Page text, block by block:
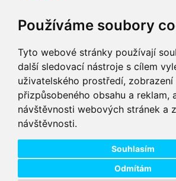
Používáme soubory
Tyto webové stránky používají
další sledovací nástroje s cílem
uživatelského prostředí, zobrazení
přizpůsobeného obsahu a reklam,
návštěvnosti webových stránek a
návštěvnosti.
Souhlasím
Odmítám
VIP servis
na zakoupená
elektrokola
Doprava ZDARMA
pro objednávky nad 1600